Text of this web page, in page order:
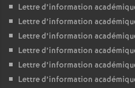
Lettre d’information
Lettre d’information
Lettre d’information
Lettre d’information
Lettre d’information
Lettre d’information